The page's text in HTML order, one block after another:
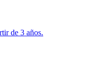
de 3 años.